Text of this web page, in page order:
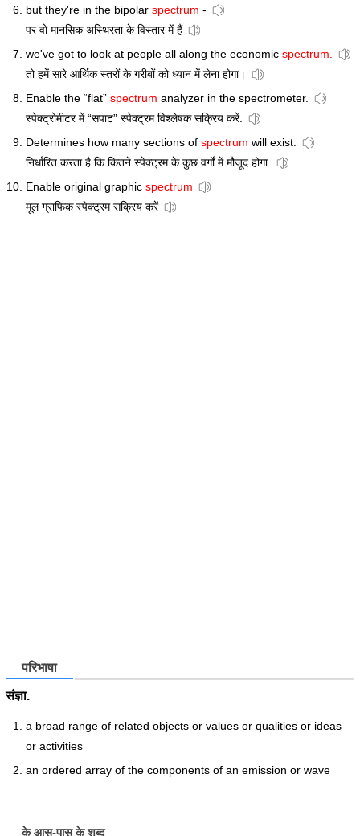
but they're in the bipolar spectrum -
पर वो मानसिक अस्थिरता के विस्तार में हैं
we've got to look at people all along the economic spectrum.
तो हमें सारे आर्थिक स्तरों के गरीबों को ध्यान में लेना होगा।
Enable the “flat” spectrum analyzer in the spectrometer.
स्पेक्ट्रोमीटर में “सपाट” स्पेक्ट्रम विश्लेषक सक्रिय करें.
Determines how many sections of spectrum will exist.
निर्धारित करता है कि कितने स्पेक्ट्रम के कुछ वर्गों में मौजूद होगा.
Enable original graphic spectrum
मूल ग्राफिक स्पेक्ट्रम सक्रिय करें
परिभाषा
संज्ञा.
a broad range of related objects or values or qualities or ideas
or activities
an ordered array of the components of an emission or wave
के आस-पास के शब्द